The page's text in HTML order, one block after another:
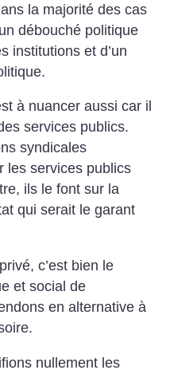
la majorité des cas
débouché politique
institutions et d’un
à nuancer aussi car il
services publics.
syndicales
les services publics
ils le font sur la
qui serait le garant
c’est bien le
et social de
en alternative à
nullement les